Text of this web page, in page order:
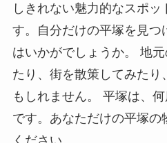
しきれない魅力的なスポッ
す。自分だけの平塚を見つ
はいかがでしょうか。 地
たり、街を散策してみたり
もしれません。 平塚は、
です。あなただけの平塚の
ください。